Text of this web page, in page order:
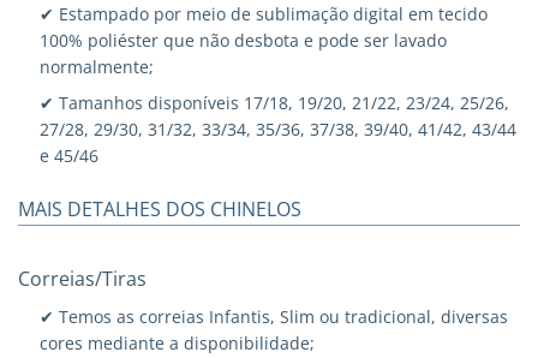
✔ Estampado por meio de sublimação digital em tecido
100% poliéster que não desbota e pode ser lavado
normalmente;
✔ Tamanhos disponíveis 17/18, 19/20, 21/22, 23/24, 25/26,
27/28, 29/30, 31/32, 33/34, 35/36, 37/38, 39/40, 41/42, 43/44
e 45/46
MAIS DETALHES DOS CHINELOS
Correias/Tiras
✔ Temos as correias Infantis, Slim ou tradicional, diversas
cores mediante a disponibilidade;